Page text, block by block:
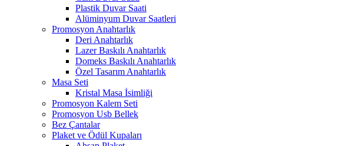
Plastik Duvar Saati
Alüminyum Duvar Saatleri
Promosyon Anahtarlık
Deri Anahtarlık
Lazer Baskılı Anahtarlık
Domeks Baskılı Anahtarlık
Özel Tasarım Anahtarlık
Masa Seti
Kristal Masa İsimliği
Promosyon Kalem Seti
Promosyon Usb Bellek
Bez Çantalar
Plaket ve Ödül Kupaları